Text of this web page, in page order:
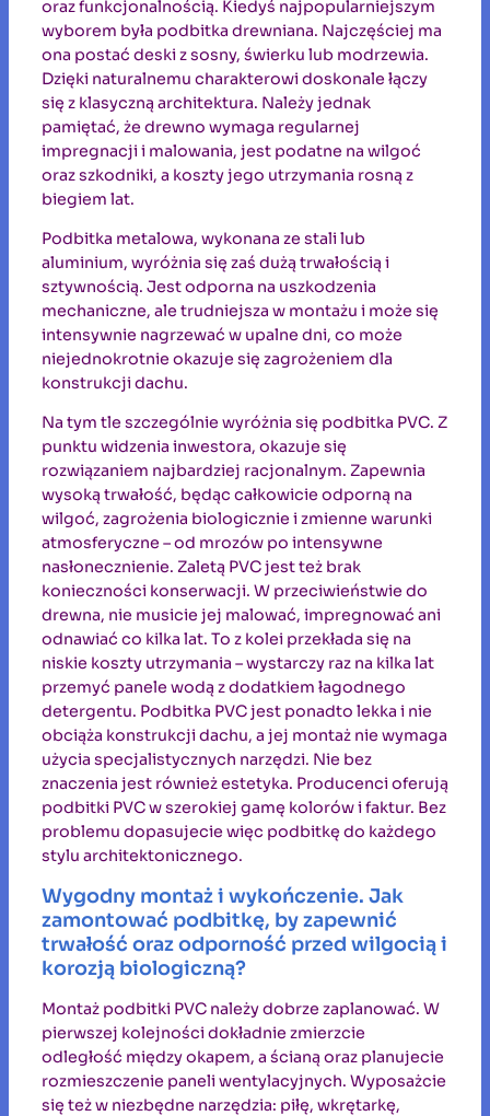
oraz funkcjonalnością. Kiedyś najpopularniejszym
wyborem była podbitka drewniana. Najczęściej ma
ona postać deski z sosny, świerku lub modrzewia.
Dzięki naturalnemu charakterowi doskonale łączy
się z klasyczną architektura. Należy jednak
pamiętać, że drewno wymaga regularnej
impregnacji i malowania, jest podatne na wilgoć
oraz szkodniki, a koszty jego utrzymania rosną z
biegiem lat.
Podbitka metalowa, wykonana ze stali lub
aluminium, wyróżnia się zaś dużą trwałością i
sztywnością. Jest odporna na uszkodzenia
mechaniczne, ale trudniejsza w montażu i może się
intensywnie nagrzewać w upalne dni, co może
niejednokrotnie okazuje się zagrożeniem dla
konstrukcji dachu.
Na tym tle szczególnie wyróżnia się podbitka PVC. Z
punktu widzenia inwestora, okazuje się
rozwiązaniem najbardziej racjonalnym. Zapewnia
wysoką trwałość, będąc całkowicie odporną na
wilgoć, zagrożenia biologicznie i zmienne warunki
atmosferyczne – od mrozów po intensywne
nasłonecznienie. Zaletą PVC jest też brak
konieczności konserwacji. W przeciwieństwie do
drewna, nie musicie jej malować, impregnować ani
odnawiać co kilka lat. To z kolei przekłada się na
niskie koszty utrzymania – wystarczy raz na kilka lat
przemyć panele wodą z dodatkiem łagodnego
detergentu. Podbitka PVC jest ponadto lekka i nie
obciąża konstrukcji dachu, a jej montaż nie wymaga
użycia specjalistycznych narzędzi. Nie bez
znaczenia jest również estetyka. Producenci oferują
podbitki PVC w szerokiej gamę kolorów i faktur. Bez
problemu dopasujecie więc podbitkę do każdego
stylu architektonicznego.
Wygodny montaż i wykończenie. Jak
zamontować podbitkę, by zapewnić
trwałość oraz odporność przed wilgocią i
korozją biologiczną?
Montaż podbitki PVC należy dobrze zaplanować. W
pierwszej kolejności dokładnie zmierzcie
odległość między okapem, a ścianą oraz planujecie
rozmieszczenie paneli wentylacyjnych. Wyposażcie
się też w niezbędne narzędzia: piłę, wkrętarkę,